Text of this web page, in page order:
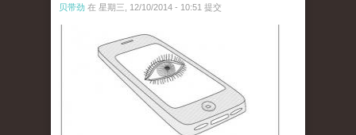
贝带劲 在 星期三, 12/10/2014 - 10:51 提交
5761078700_3bee0538d9_z.jpg